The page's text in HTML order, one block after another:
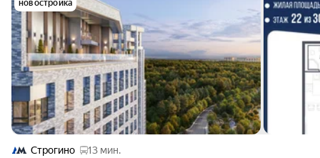
новостройка
Строгино
13 мин.